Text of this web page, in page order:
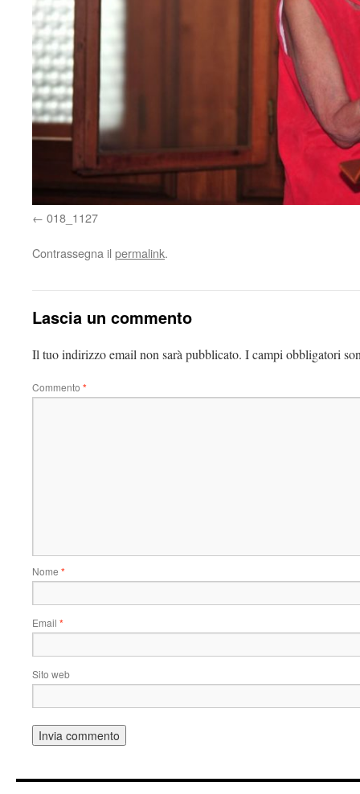
018_1127
Contrassegna il permalink.
Lascia un commento
Il tuo indirizzo email non sarà pubblicato. I campi obbligatori
Commento *
Nome *
Email *
Sito web